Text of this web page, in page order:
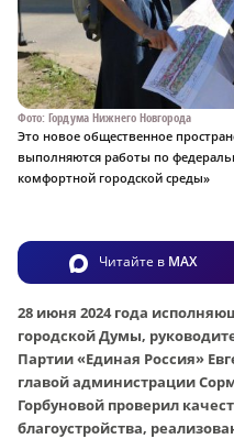
Фото: Гордума Нижнего Новгорода
Это новое общественное
выполняются работы по
комфортной городской среды»
Читайте в MAX
28 июня 2024 года
городской Думы,
Партии «Единая Россия»
главой администрации
Горбуновой проверил
благоустройства,